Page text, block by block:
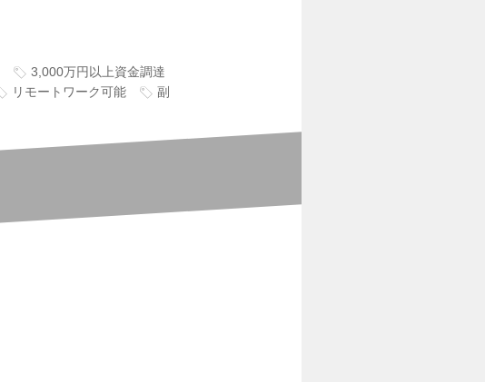
3,000万円以上資金調達
リモートワーク可能
副